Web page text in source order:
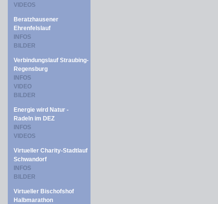
VIDEOS
Beratzhausener
Ehrenfelslauf
INFOS
BILDER
Verbindungslauf Straubing-
Regensburg
INFOS
VIDEO
BILDER
Energie wird Natur -
Radeln im DEZ
INFOS
VIDEOS
Virtueller Charity-Stadtlauf
Schwandorf
INFOS
BILDER
Virtueller Bischofshof
Halbmarathon